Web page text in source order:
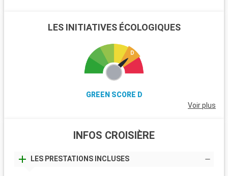
LES INITIATIVES ÉCOLOGIQUES
GREEN SCORE D
Voir plus
INFOS CROISIÈRE
LES PRESTATIONS INCLUSES